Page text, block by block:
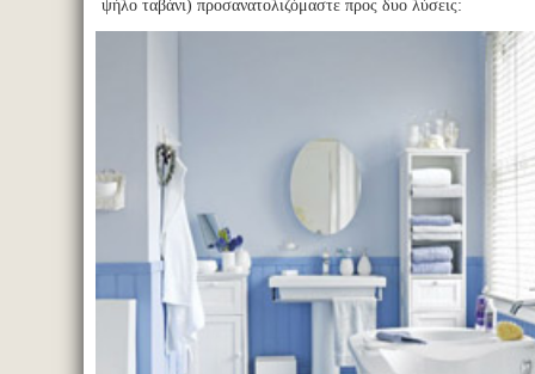
ψήλο ταβάνι) προσανατολιζόμαστε προς δυο λύσεις: